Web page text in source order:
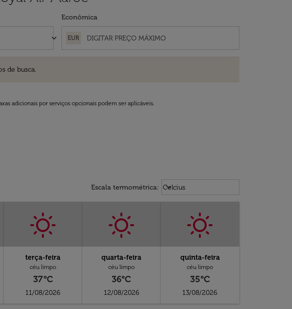
keyboard_arrow_down
Econômica
EUR
de busca.
adicionais por serviços opcionais podem ser aplicáveis.
Escala termométrica: Weather unit option Celcius
Celcius
keyboard_arrow_down
terça-feira
céu limpo
37°C
11/08/2026
quarta-feira
céu limpo
36°C
12/08/2026
quinta-feira
céu limpo
35°C
13/08/2026